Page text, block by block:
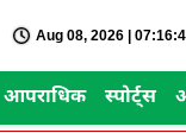
Aug 08, 2026 |
आपराधिक स्पोर्ट्स